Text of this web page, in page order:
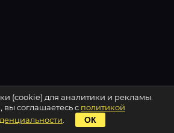
(cookie) для аналитики и рекламы.
соглашаетесь с политикой
ОК